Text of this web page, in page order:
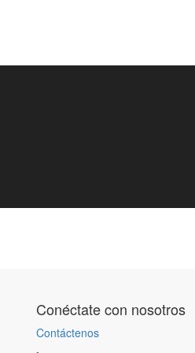
Conéctate con nosotros
Contáctenos